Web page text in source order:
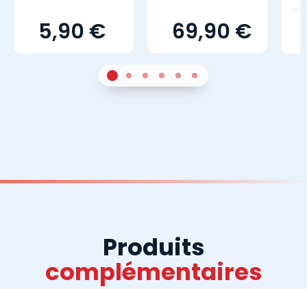
5,90 € 69,90 €
Sur 42Sur 43Sur 44Sur 45Sur 46Sur 4
Produits
complémentaires